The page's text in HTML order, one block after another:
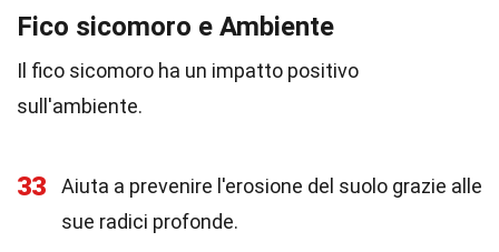
Fico sicomoro e Ambiente
Il fico sicomoro ha un impatto positivo
sull'ambiente.
33
Aiuta a prevenire l'erosione del suolo grazie alle
sue radici profonde.